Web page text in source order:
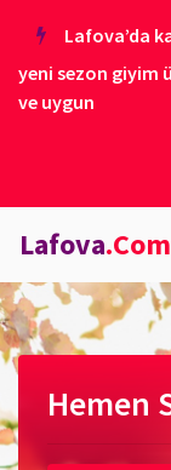
Lafova’da
yeni sezon giyim
ve uygun
Lafova.Com
Hemen